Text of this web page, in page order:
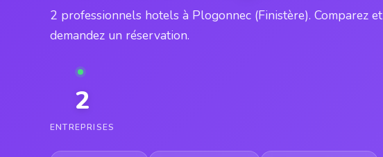
2 professionnels hotels à Plogonnec (Finistère). Comparez et
demandez un réservation.
2
ENTREPRISES